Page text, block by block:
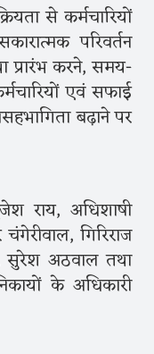
से कर्मचारियों
परिवर्तन
प्रारंभ करने, समय-
एवं सफाई
बढ़ाने पर
राय, अधिशाषी
गिरिराज
सुरेश अठवाल तथा
के अधिकारी